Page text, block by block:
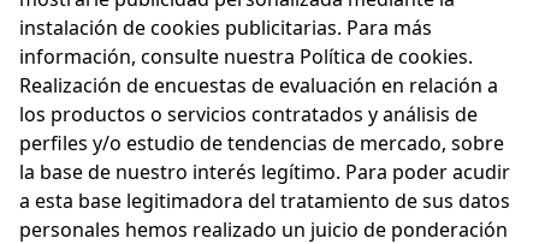
instalación de cookies publicitarias. Para más
información, consulte nuestra Política de cookies.
Realización de encuestas de evaluación en relación a
los productos o servicios contratados y análisis de
perfiles y/o estudio de tendencias de mercado, sobre
la base de nuestro interés legítimo. Para poder acudir
a esta base legitimadora del tratamiento de sus datos
personales hemos realizado un juicio de ponderación